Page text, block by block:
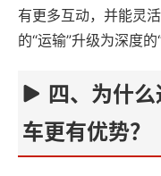
有更多互动，并能灵
的“运输”升级为深度的
四、为什
车更有优势？‌